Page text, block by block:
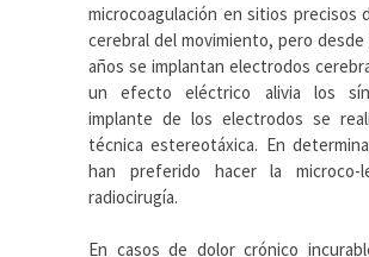
microcoagulación en sitios precisos
cerebral del movimiento, pero desde
años se implantan electrodos
un efecto eléctrico alivia los
implante de los electrodos se
técnica estereotáxica. En
han preferido hacer la microco-
radiocirugía.
En casos de dolor crónico